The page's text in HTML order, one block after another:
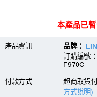
本產品已
產品資訊 品牌：
訂購編號
F970C
付款方式 超商取貨
方式說明)